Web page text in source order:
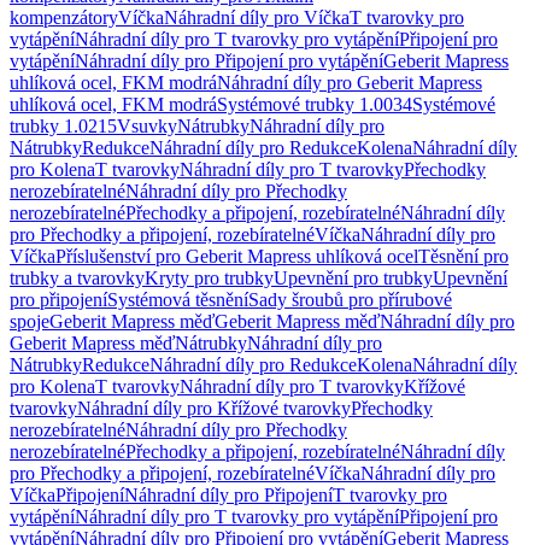
kompenzátoryVíčkaNáhradní díly pro VíčkaT tvarovky pro
vytápěníNáhradní díly pro T tvarovky pro vytápěníPřipojení pro
vytápěníNáhradní díly pro Připojení pro vytápěníGeberit Mapress
uhlíková ocel, FKM modráNáhradní díly pro Geberit Mapress
uhlíková ocel, FKM modráSystémové trubky 1.0034Systémové
trubky 1.0215VsuvkyNátrubkyNáhradní díly pro
NátrubkyRedukceNáhradní díly pro RedukceKolenaNáhradní díly
pro KolenaT tvarovkyNáhradní díly pro T tvarovkyPřechodky
nerozebíratelnéNáhradní díly pro Přechodky
nerozebíratelnéPřechodky a připojení, rozebíratelnéNáhradní díly
pro Přechodky a připojení, rozebíratelnéVíčkaNáhradní díly pro
VíčkaPříslušenství pro Geberit Mapress uhlíková ocelTěsnění pro
trubky a tvarovkyKryty pro trubkyUpevnění pro trubkyUpevnění
pro připojeníSystémová těsněníSady šroubů pro přírubové
spojeGeberit Mapress měďGeberit Mapress měďNáhradní díly pro
Geberit Mapress měďNátrubkyNáhradní díly pro
NátrubkyRedukceNáhradní díly pro RedukceKolenaNáhradní díly
pro KolenaT tvarovkyNáhradní díly pro T tvarovkyKřížové
tvarovkyNáhradní díly pro Křížové tvarovkyPřechodky
nerozebíratelnéNáhradní díly pro Přechodky
nerozebíratelnéPřechodky a připojení, rozebíratelnéNáhradní díly
pro Přechodky a připojení, rozebíratelnéVíčkaNáhradní díly pro
VíčkaPřipojeníNáhradní díly pro PřipojeníT tvarovky pro
vytápěníNáhradní díly pro T tvarovky pro vytápěníPřipojení pro
vytápěníNáhradní díly pro Připojení pro vytápěníGeberit Mapress